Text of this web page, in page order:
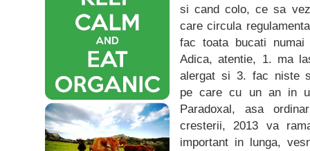
si cand colo, ce sa
care circula
fac toata bucati
Adica, atentie, 1. ma
alergat si 3. fac niste
pe care cu un an in
Paradoxal, asa
cresterii, 2013 va
important in lunga,